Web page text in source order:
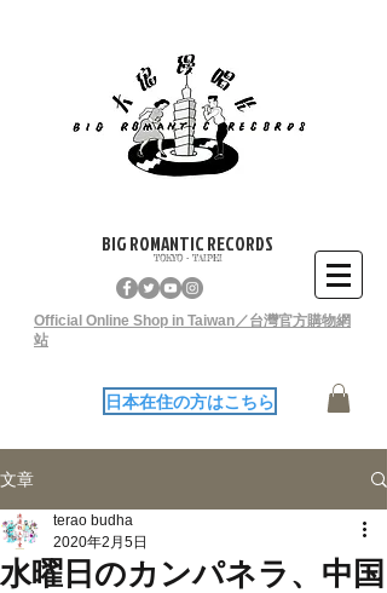
BIG ROMANTIC RECORDS
TOKYO - TAIPEI
Official Online Shop in Taiwan／台灣官方購物網
站
日本在住の方はこちら
文章
水曜日のカンパネラ、中国
terao budha
2020年2月5日